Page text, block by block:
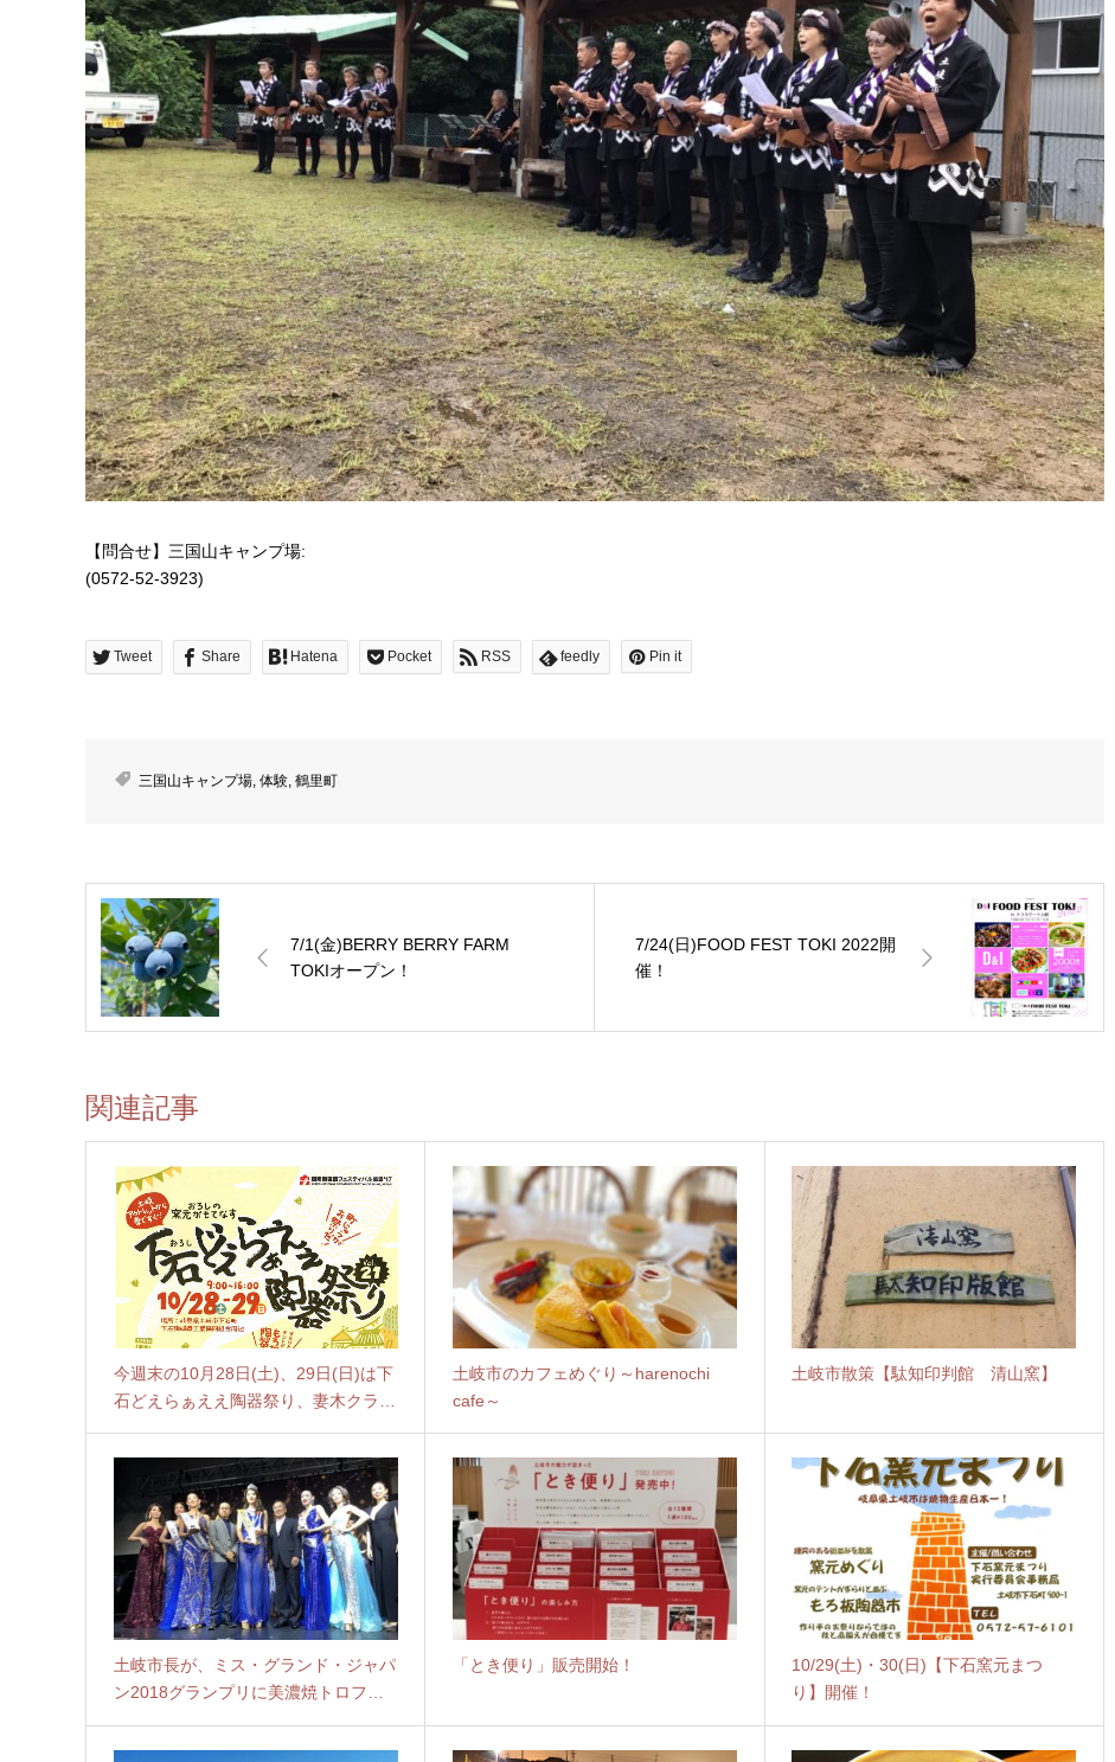
【問合せ】三国山キャンプ場:
(0572-52-3923)
Tweet Share Hatena Pocket RSS feedly Pin it
三国山キャンプ場 体験 鶴里町
7/1(金)BERRY BERRY FARM
TOKIオープン！
7/24(日)FOOD FEST TOKI 2022開
催！
関連記事
今週末の10月28日(土)、29日(日)は下
石どえらぁええ陶器祭り、妻木クラ…
土岐市のカフェめぐり～harenochi
cafe～
土岐市散策【駄知印判館 清山窯】
土岐市長が、ミス・グランド・ジャパ
ン2018グランプリに美濃焼トロフ…
「とき便り」販売開始！
10/29(土)・30(日)【下石窯元まつ
り】開催！